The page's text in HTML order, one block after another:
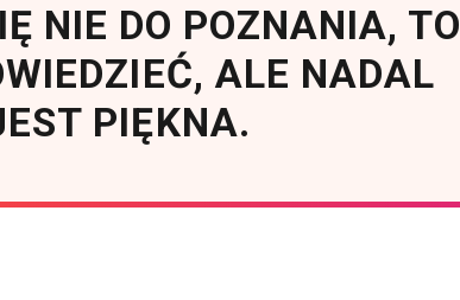
NIE DO POZNANIA, TO
ALE NADAL
PIĘKNA.